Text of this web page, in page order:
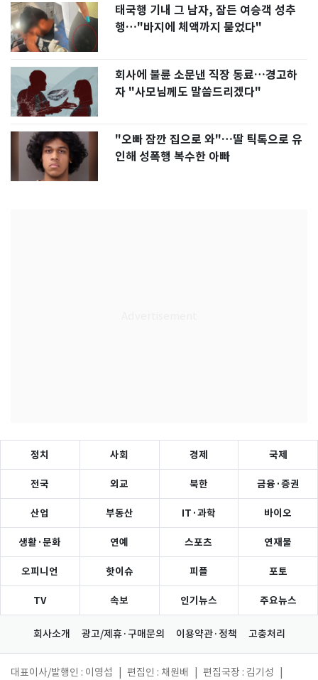
태국행 기내 그 남자, 잠든 여승객 성추
행…"바지에 체액까지 묻었다"
회사에 불륜 소문낸 직장 동료…경고하
자 "사모님께도 말씀드리겠다"
"오빠 잠깐 집으로 와"…딸 틱톡으로 유
인해 성폭행 복수한 아빠
정치 사회 경제 국제
전국 외교 북한 금융·증권
산업 부동산 IT·과학 바이오
생활·문화 연예 스포츠 연재물
오피니언 핫이슈 피플 포토
TV 속보 인기뉴스 주요뉴스
회사소개 광고/제휴·구매문의 이용약관·정책 고충처리
대표이사/발행인 : 이영섭 편집인 : 채원배 편집국장 : 김기성